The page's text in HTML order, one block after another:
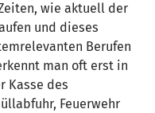
wie aktuell der
und dieses
Berufen
man oft erst in
Kasse des
Feuerwehr